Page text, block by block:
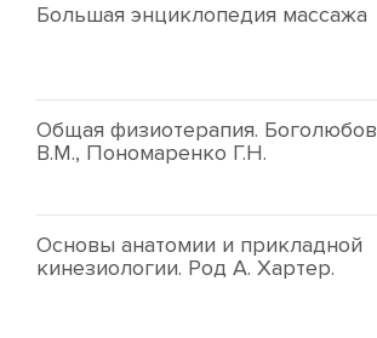
Большая энциклопедия массажа
Общая физиотерапия. Боголюбов
В.М., Пономаренко Г.Н.
Основы анатомии и прикладной
кинезиологии. Род А. Хартер.